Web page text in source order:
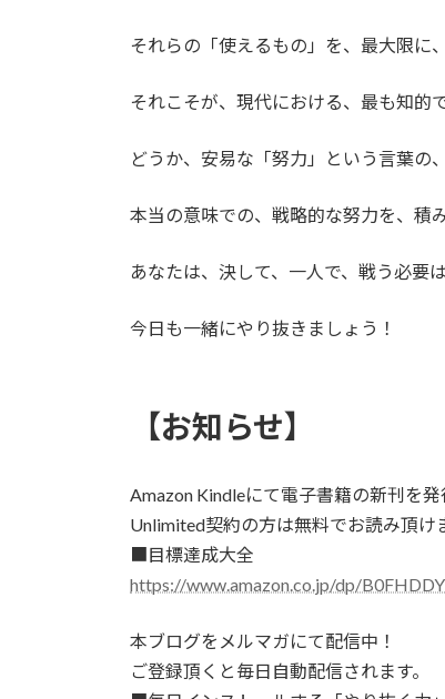
それらの「使えるもの」を、最大限に
それこそが、現代における、最も知的
どうか、安易な「努力」という言葉の
本当の意味での、戦略的な努力を、積
あなたは、決して、一人で、戦う必要
今日も一緒にやり抜きましょう！
【お知らせ】
Amazon Kindleにて電子書籍の新刊を発
Unlimited契約の方は無料でお読み頂け
■目標達成大全
https://www.amazon.co.jp/dp/
本ブログをメルマガにて配信中！
ご登録頂くと毎日自動配信されます。